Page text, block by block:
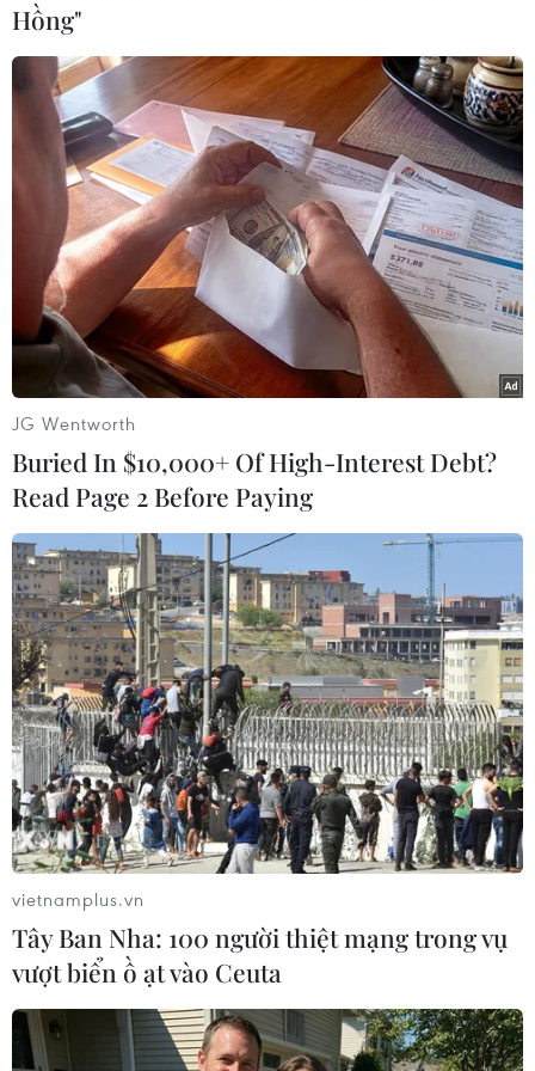
#Huyện Quỳ Châu
Theo dõi VietnamPlus
TIN LIÊN QUAN
Hồng"
JG Wentworth
Buried In $10,000+ Of High-Interest Debt?
Read Page 2 Before Paying
vietnamplus.vn
Tây Ban Nha: 100 người thiệt mạng trong vụ
vượt biển ồ ạt vào Ceuta